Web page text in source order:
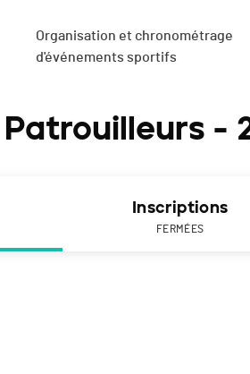
Organisation et chronométrage
d'événements sportifs
-
Inscriptions
FERMÉES